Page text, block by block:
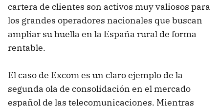
cartera de clientes son activos muy valiosos para
los grandes operadores nacionales que buscan
ampliar su huella en la España rural de forma
rentable.
El caso de Excom es un claro ejemplo de la
segunda ola de consolidación en el mercado
español de las telecomunicaciones. Mientras